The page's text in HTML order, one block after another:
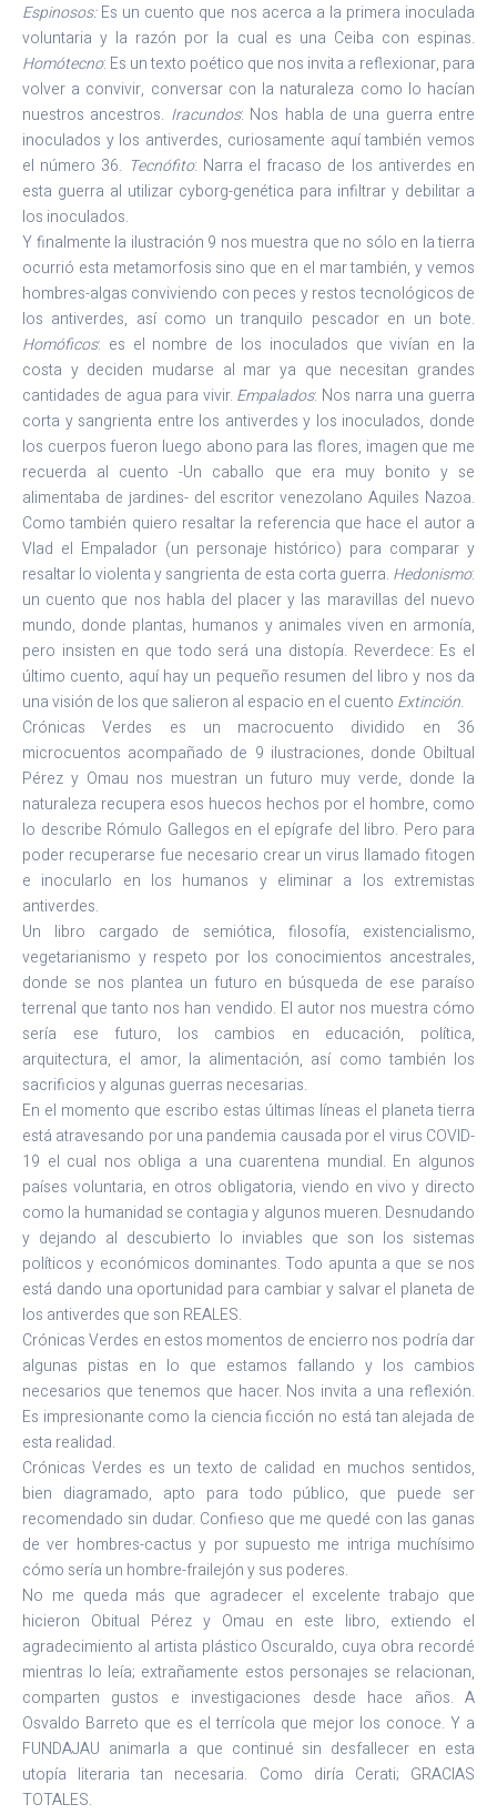
Espinosos:Es un cuento que nos acerca a la primera inoculada
voluntaria y la razón por la cual es una Ceiba con espinas.
Homótecno: Es un texto poético que nos invita a reflexionar, para
volver a convivir, conversar con la naturaleza como lo hacían
nuestros ancestros. Iracundos: Nos habla de una guerra entre
inoculados y los antiverdes, curiosamente aquí también vemos
el número 36. Tecnófito: Narra el fracaso de los antiverdes en
esta guerra al utilizar cyborg-genética para infiltrar y debilitar a
los inoculados.
Y finalmente la ilustración 9 nos muestra que no sólo en la tierra
ocurrió esta metamorfosis sino que en el mar también, y vemos
hombres-algas conviviendo con peces y restos tecnológicos de
los antiverdes, así como un tranquilo pescador en un bote.
Homóficos: es el nombre de los inoculados que vivían en la
costa y deciden mudarse al mar ya que necesitan grandes
cantidades de agua para vivir. Empalados: Nos narra una guerra
corta y sangrienta entre los antiverdes y los inoculados, donde
los cuerpos fueron luego abono para las flores, imagen que me
recuerda al cuento -Un caballo que era muy bonito y se
alimentaba de jardines- del escritor venezolano Aquiles Nazoa.
Como también quiero resaltar la referencia que hace el autor a
Vlad el Empalador (un personaje histórico) para comparar y
resaltar lo violenta y sangrienta de esta corta guerra. Hedonismo:
un cuento que nos habla del placer y las maravillas del nuevo
mundo, donde plantas, humanos y animales viven en armonía,
pero insisten en que todo será una distopía. Reverdece: Es el
último cuento, aquí hay un pequeño resumen del libro y nos da
una visión de los que salieron al espacio en el cuento Extinción.
Crónicas Verdes es un macrocuento dividido en 36
microcuentos acompañado de 9 ilustraciones, donde Obiltual
Pérez y Omau nos muestran un futuro muy verde, donde la
naturaleza recupera esos huecos hechos por el hombre, como
lo describe Rómulo Gallegos en el epígrafe del libro. Pero para
poder recuperarse fue necesario crear un virus llamado fitogen
e inocularlo en los humanos y eliminar a los extremistas
antiverdes.
Un libro cargado de semiótica, filosofía, existencialismo,
vegetarianismo y respeto por los conocimientos ancestrales,
donde se nos plantea un futuro en búsqueda de ese paraíso
terrenal que tanto nos han vendido. El autor nos muestra cómo
sería ese futuro, los cambios en educación, política,
arquitectura, el amor, la alimentación, así como también los
sacrificios y algunas guerras necesarias.
En el momento que escribo estas últimas líneas el planeta tierra
está atravesando por una pandemia causada por el virus COVID-
19 el cual nos obliga a una cuarentena mundial. En algunos
países voluntaria, en otros obligatoria, viendo en vivo y directo
como la humanidad se contagia y algunos mueren. Desnudando
y dejando al descubierto lo inviables que son los sistemas
políticos y económicos dominantes. Todo apunta a que se nos
está dando una oportunidad para cambiar y salvar el planeta de
los antiverdes que son REALES.
Crónicas Verdes en estos momentos de encierro nos podría dar
algunas pistas en lo que estamos fallando y los cambios
necesarios que tenemos que hacer. Nos invita a una reflexión.
Es impresionante como la ciencia ficción no está tan alejada de
esta realidad.
Crónicas Verdes es un texto de calidad en muchos sentidos,
bien diagramado, apto para todo público, que puede ser
recomendado sin dudar. Confieso que me quedé con las ganas
de ver hombres-cactus y por supuesto me intriga muchísimo
cómo sería un hombre-frailejón y sus poderes.
No me queda más que agradecer el excelente trabajo que
hicieron Obitual Pérez y Omau en este libro, extiendo el
agradecimiento al artista plástico Oscuraldo, cuya obra recordé
mientras lo leía; extrañamente estos personajes se relacionan,
comparten gustos e investigaciones desde hace años. A
Osvaldo Barreto que es el terrícola que mejor los conoce. Y a
FUNDAJAU animarla a que continué sin desfallecer en esta
utopía literaria tan necesaria. Como diría Cerati; GRACIAS
TOTALES.